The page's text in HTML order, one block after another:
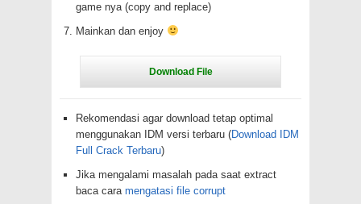
game nya (copy and replace)
Mainkan dan enjoy
Rekomendasi agar download tetap optimal
menggunakan IDM versi terbaru (Download IDM
Full Crack Terbaru)
Jika mengalami masalah pada saat extract
baca cara mengatasi file corrupt